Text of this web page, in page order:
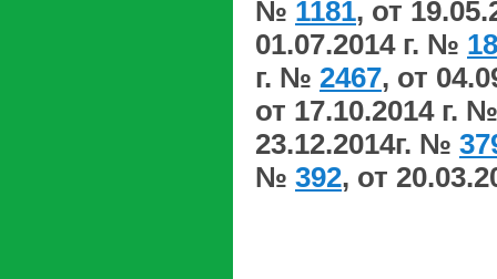
№ 1181, от
01.07.2014 г. №
г. № 2467, от
от 17.10.2014 г.
23.12.2014г. №
№ 392, от